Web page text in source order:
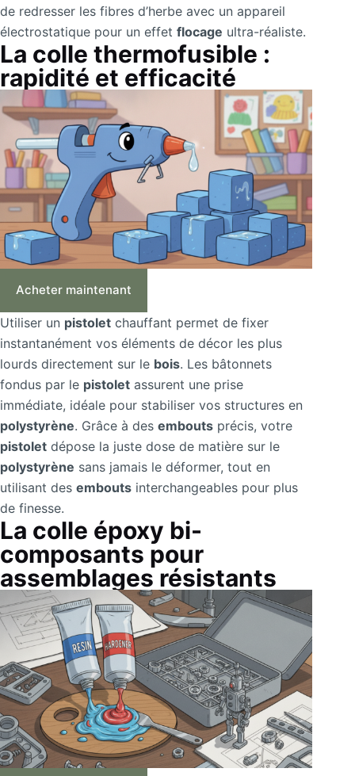
de redresser les fibres d’herbe avec un appareil
électrostatique pour un effet flocage ultra-réaliste.
La colle thermofusible :
rapidité et efficacité
Acheter maintenant
Utiliser un pistolet chauffant permet de fixer
instantanément vos éléments de décor les plus
lourds directement sur le bois. Les bâtonnets
fondus par le pistolet assurent une prise
immédiate, idéale pour stabiliser vos structures en
polystyrène. Grâce à des embouts précis, votre
pistolet dépose la juste dose de matière sur le
polystyrène sans jamais le déformer, tout en
utilisant des embouts interchangeables pour plus
de finesse.
La colle époxy bi-
composants pour
assemblages résistants